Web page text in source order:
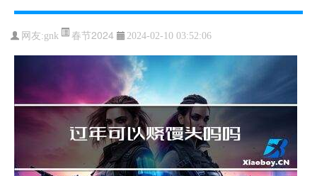
网友:gnk 春节2024 2024-02-10 03:52:06